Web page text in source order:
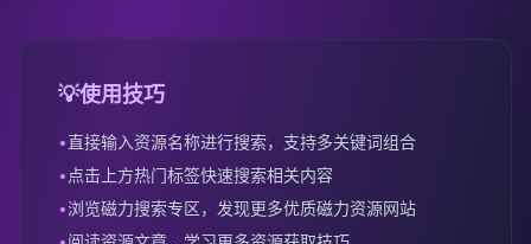
💡使用技巧
•直接输入资源名称进行搜索，支持多关键词组合
• 点击上方热门标签快速搜索相关内容
•浏览磁力搜索专区，发现更多优质磁力资源网站